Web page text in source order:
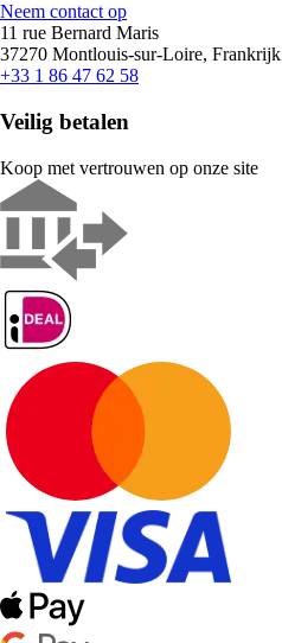
Neem contact op
11 rue Bernard Maris
37270 Montlouis-sur-Loire, Frankrijk
+33 1 86 47 62 58
Veilig betalen
Koop met vertrouwen op onze site